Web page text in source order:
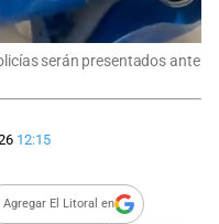
serán presentados ante
12:15
Agregar El Litoral en